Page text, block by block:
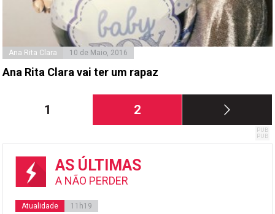
Ana Rita Clara 10 de Maio, 2016
Ana Rita Clara vai ter um rapaz
Paginação
Página
1 Página
2
AS ÚLTIMAS
A NÃO PERDER
Atualidade 11h19